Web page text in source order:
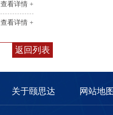
查看详情 +
查看详情 +
返回列表
关于颐思达 网站地图